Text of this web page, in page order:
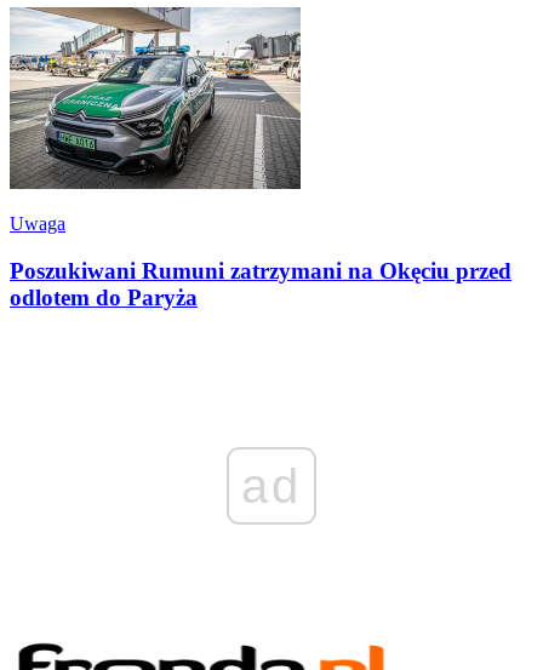
Uwaga
Poszukiwani Rumuni zatrzymani na Okęciu przed
odlotem do Paryża
ad